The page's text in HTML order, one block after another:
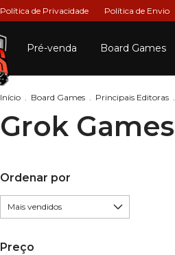
Política de Privacidade Política de Envio
Pré-venda Board Games
Início . Board Games . Principais Editoras .
Grok Games
Ordenar por
Preço